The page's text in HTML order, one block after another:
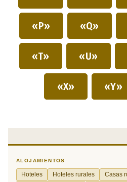
«P» «Q»
«T» «U»
«X» «Y»